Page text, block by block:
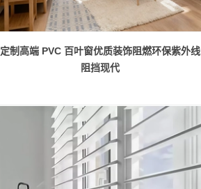
定制高端 PVC 百叶窗优质装饰阻燃环保紫外线
阻挡现代